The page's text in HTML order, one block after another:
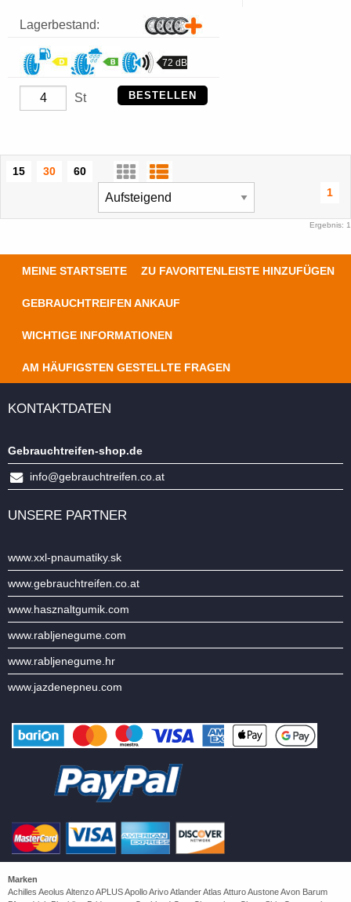
Lagerbestand:
72 dB
St BESTELLEN
15 30
60
1
Ergebnis: 1
MEINE STARTSEITE ZU FAVORITENLEISTE HINZUFÜGEN
GEBRAUCHTREIFEN ANKAUF
WICHTIGE INFORMATIONEN
AM HÄUFIGSTEN GESTELLTE FRAGEN
KONTAKTDATEN
Gebrauchtreifen-shop.de
info@gebrauchtreifen.co.at
UNSERE PARTNER
www.xxl-pnaumatiky.sk
www.gebrauchtreifen.co.at
www.hasznaltgumik.com
www.rabljenegume.com
www.rabljenegume.hr
www.jazdenepneu.com
Marken
Achilles Aeolus Altenzo APLUS Apollo Arivo Atlander Atlas Atturo Austone Avon Barum